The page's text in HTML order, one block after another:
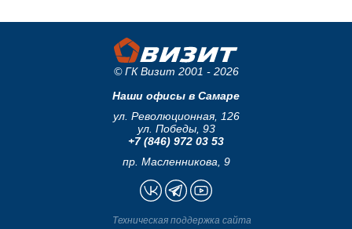
© ГК Визит 2001 - 2026
Наши офисы в Самаре
ул. Революционная, 126
ул. Победы, 93
+7 (846) 972 03 53
пр. Масленникова, 9
Техническая поддержка сайта